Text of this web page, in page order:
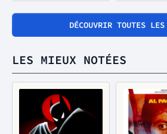
DÉCOUVRIR TOUTES
LES MIEUX NOTÉES